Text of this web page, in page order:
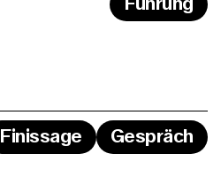
Finissage Gespräch